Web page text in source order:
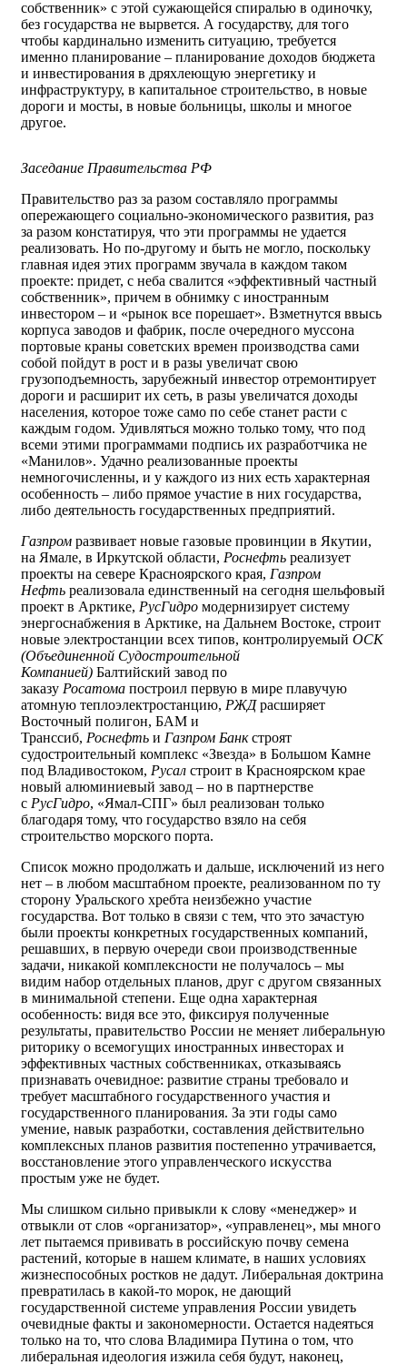
собственник» с этой сужающейся спиралью в одиночку,
без государства не вырвется. А государству, для того
чтобы кардинально изменить ситуацию, требуется
именно планирование – планирование доходов бюджета
и инвестирования в дряхлеющую энергетику и
инфраструктуру, в капитальное строительство, в новые
дороги и мосты, в новые больницы, школы и многое
другое.
Заседание Правительства РФ
Правительство раз за разом составляло программы
опережающего социально-экономического развития, раз
за разом констатируя, что эти программы не удается
реализовать. Но по-другому и быть не могло, поскольку
главная идея этих программ звучала в каждом таком
проекте: придет, с неба свалится «эффективный частный
собственник», причем в обнимку с иностранным
инвестором – и «рынок все порешает». Взметнутся ввысь
корпуса заводов и фабрик, после очередного муссона
портовые краны советских времен производства сами
собой пойдут в рост и в разы увеличат свою
грузоподъемность, зарубежный инвестор отремонтирует
дороги и расширит их сеть, в разы увеличатся доходы
населения, которое тоже само по себе станет расти с
каждым годом. Удивляться можно только тому, что под
всеми этими программами подпись их разработчика не
«Манилов». Удачно реализованные проекты
немногочисленны, и у каждого из них есть характерная
особенность – либо прямое участие в них государства,
либо деятельность государственных предприятий.
Газпром развивает новые газовые провинции в Якутии,
на Ямале, в Иркутской области, Роснефть реализует
проекты на севере Красноярского края, Газпром
Нефть реализовала единственный на сегодня шельфовый
проект в Арктике, РусГидро модернизирует систему
энергоснабжения в Арктике, на Дальнем Востоке, строит
новые электростанции всех типов, контролируемый ОСК
(Объединенной Судостроительной
Компанией) Балтийский завод по
заказу Росатома построил первую в мире плавучую
атомную теплоэлектростанцию, РЖДрасширяет
Восточный полигон, БАМ и
Транссиб, Роснефть и Газпром Банкстроят
судостроительный комплекс «Звезда» в Большом Камне
под Владивостоком, Русал строит в Красноярском крае
новый алюминиевый завод – но в партнерстве
с РусГидро, «Ямал-СПГ» был реализован только
благодаря тому, что государство взяло на себя
строительство морского порта.
Список можно продолжать и дальше, исключений из него
нет – в любом масштабном проекте, реализованном по ту
сторону Уральского хребта неизбежно участие
государства. Вот только в связи с тем, что это зачастую
были проекты конкретных государственных компаний,
решавших, в первую очереди свои производственные
задачи, никакой комплексности не получалось – мы
видим набор отдельных планов, друг с другом связанных
в минимальной степени. Еще одна характерная
особенность: видя все это, фиксируя полученные
результаты, правительство России не меняет либеральную
риторику о всемогущих иностранных инвесторах и
эффективных частных собственниках, отказываясь
признавать очевидное: развитие страны требовало и
требует масштабного государственного участия и
государственного планирования. За эти годы само
умение, навык разработки, составления действительно
комплексных планов развития постепенно утрачивается,
восстановление этого управленческого искусства
простым уже не будет.
Мы слишком сильно привыкли к слову «менеджер» и
отвыкли от слов «организатор», «управленец», мы много
лет пытаемся прививать в российскую почву семена
растений, которые в нашем климате, в наших условиях
жизнеспособных ростков не дадут. Либеральная доктрина
превратилась в какой-то морок, не дающий
государственной системе управления России увидеть
очевидные факты и закономерности. Остается надеяться
только на то, что слова Владимира Путина о том, что
либеральная идеология изжила себя будут, наконец,